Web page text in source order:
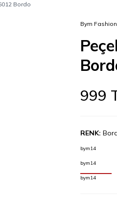
Bordo
Bym Fashion
999
RENK:
bym14
bym14
bym14